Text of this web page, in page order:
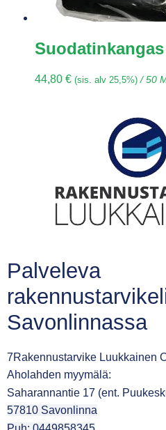
Suodatinkangas
44,80 € (sis. alv 25,5%) / 50
Palveleva
Savonlinnassa
7Rakennustarvike Luukkainen
Aholahden myymälä:
Saharannantie 17 (ent.
57810 Savonlinna